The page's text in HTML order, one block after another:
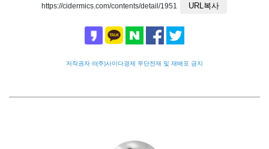
https://cidermics.com/contents/detail/1951 URL복사
저작권자 ©(주)사이다경제 무단전재 및 재배포 금지